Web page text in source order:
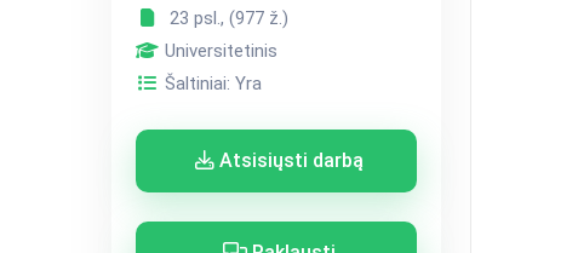
23 psl., (977 ž.)
Universitetinis
Šaltiniai: Yra
Atsisiųsti darbą